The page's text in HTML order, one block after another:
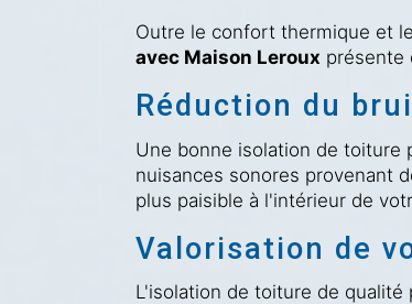
Outre le confort thermique et
avec Maison Leroux présente
Réduction du
Une bonne isolation de toiture
nuisances sonores provenant
plus paisible à l'intérieur de
Valorisation de
L'isolation de toiture de